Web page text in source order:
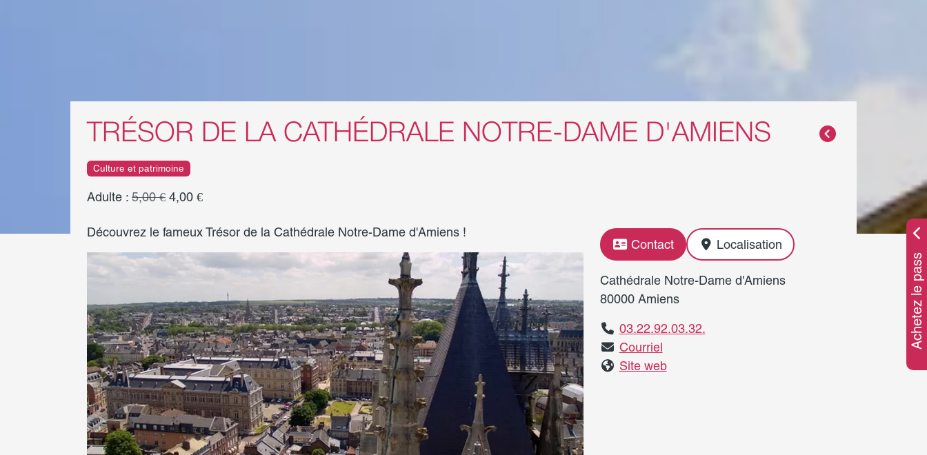
TRÉSOR DE LA CATHÉDRALE NOTRE-DAME D'AMIENS
Culture et patrimoine
Adulte : 5,00 € 4,00 €
Découvrez le fameux Trésor de la Cathédrale Notre-Dame d'Amiens !
Contact Localisation
Cathédrale Notre-Dame d'Amiens
80000 Amiens
03.22.92.03.32.
Courriel
Site web
Achetez le pass